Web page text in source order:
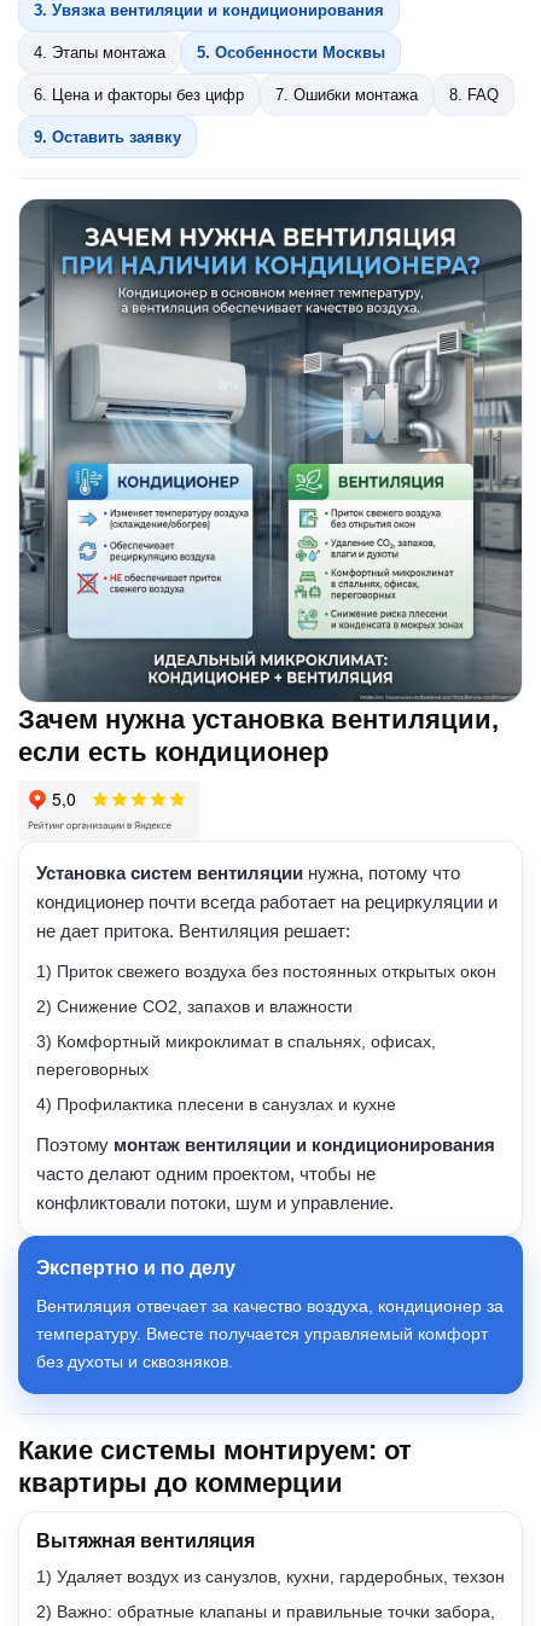
3. Увязка вентиляции и кондиционирования
4. Этапы монтажа 5. Особенности Москвы
6. Цена и факторы без цифр 7. Ошибки монтажа 8. FAQ
9. Оставить заявку
Зачем нужна установка вентиляции,
если есть кондиционер
Установка систем вентиляции нужна, потому что
кондиционер почти всегда работает на рециркуляции и
не дает притока. Вентиляция решает:
1) Приток свежего воздуха без постоянных открытых окон
2) Снижение CO2, запахов и влажности
3) Комфортный микроклимат в спальнях, офисах,
переговорных
4) Профилактика плесени в санузлах и кухне
Поэтому монтаж вентиляции и кондиционирования
часто делают одним проектом, чтобы не
конфликтовали потоки, шум и управление.
Экспертно и по делу
Вентиляция отвечает за качество воздуха, кондиционер за
температуру. Вместе получается управляемый комфорт
без духоты и сквозняков.
Какие системы монтируем: от
квартиры до коммерции
Вытяжная вентиляция
1) Удаляет воздух из санузлов, кухни, гардеробных, техзон
2) Важно: обратные клапаны и правильные точки забора,